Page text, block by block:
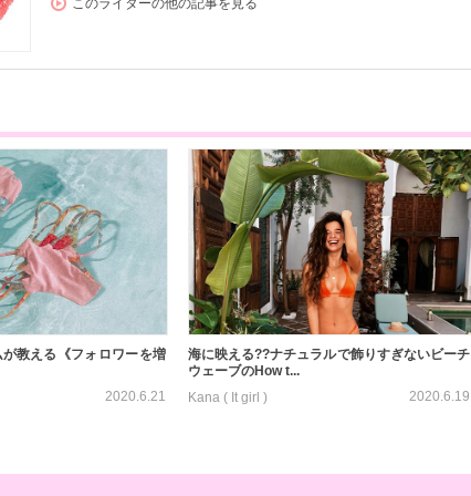
このライターの他の記事を見る
教える《フォロワーを増
2020.6.21
海に映える??ナチュラルで飾りすぎないビーチ
ウェーブのHow t...
Kana ( It girl )
2020.6.19